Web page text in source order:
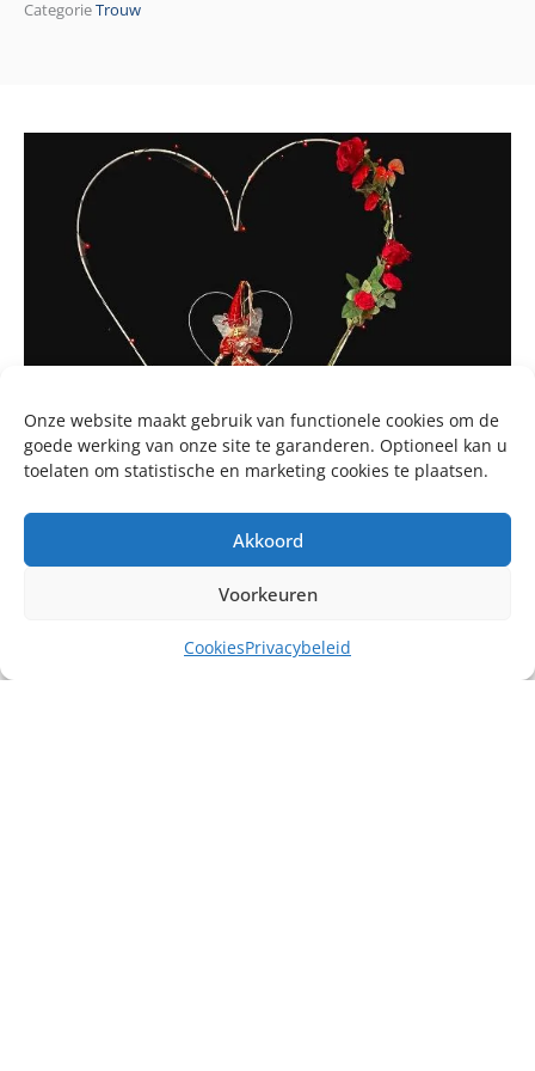
Onze website maakt gebruik van functionele cookies om de
goede werking van onze site te garanderen. Optioneel kan u
toelaten om statistische en marketing cookies te plaatsen.
Akkoord
Voorkeuren
CookiesPrivacybeleid
CategorieTrouw